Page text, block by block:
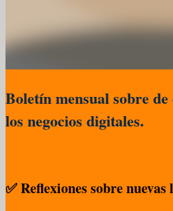
Boletín mensual sobre
los negocios digitales.
✅ Reflexiones sobre nuevas